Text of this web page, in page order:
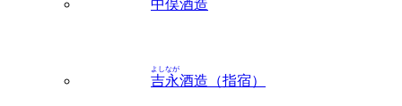
中俣酒造
吉永
よしなが
酒造（指宿）